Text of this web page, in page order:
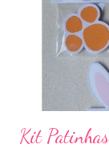
Kit Patinhas